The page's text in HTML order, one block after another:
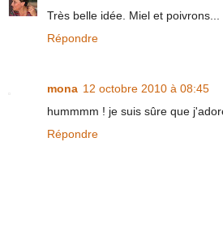
Très belle idée. Miel et poivrons...
Répondre
mona 12 octobre 2010 à 08:45
hummmm ! je suis sûre que
Répondre